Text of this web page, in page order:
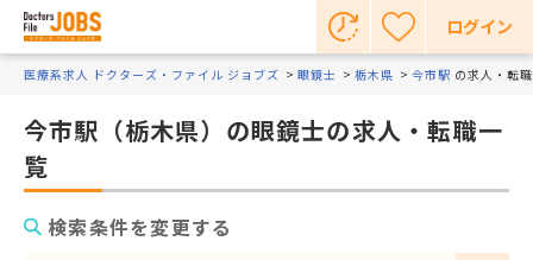
ログイン
医療系求人 ドクターズ・ファイル ジョブズ 眼鏡士 栃木県 今市駅 の求人・転
今市駅（栃木県）の眼鏡士の求人・転職一
覧
検索条件を変更する